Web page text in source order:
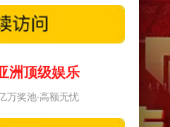
洲顶级娱乐
万奖池·高额无忧